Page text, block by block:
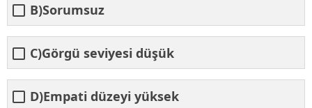
B)Sorumsuz
C)Görgü seviyesi düşük
D)Empati düzeyi yüksek